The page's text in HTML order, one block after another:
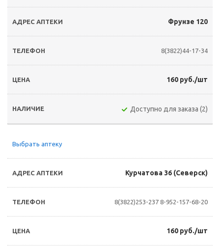
Фрунзе 120
8(3822)44-17-34
160 руб./шт
Доступно для заказа (2)
Выбрать аптеку
Курчатова 36 (Северск)
8(3822)253-237 8-952-157-68-20
160 руб./шт